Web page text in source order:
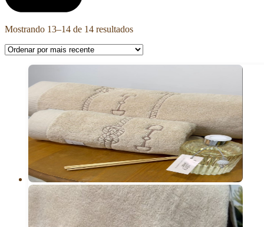
Mostrando 13–14 de 14 resultados